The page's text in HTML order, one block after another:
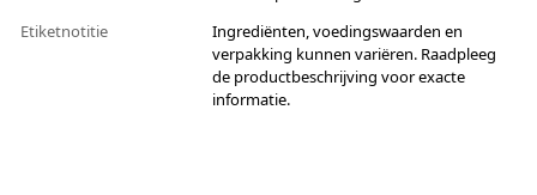
Etiketnotitie
Ingrediënten, voedingswaarden en
verpakking kunnen variëren. Raadpleeg
de productbeschrijving voor exacte
informatie.